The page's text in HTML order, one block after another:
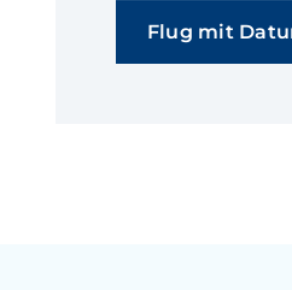
Flug mit